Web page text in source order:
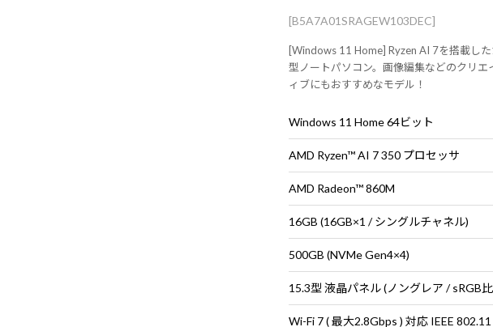
[B5A7A01SRAGEW103DEC]
[Windows 11 Home] Ryzen AI 7を搭載し
型ノートパソコン。画像編集などのクリエ
ィブにもおすすめなモデル！
Windows 11 Home 64ビット
AMD Ryzen™ AI 7 350 プロセッサ
AMD Radeon™ 860M
16GB (16GB×1 / シングルチャネル)
500GB (NVMe Gen4×4)